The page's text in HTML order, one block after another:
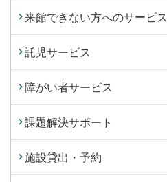
来館できない方へのサービス
託児サービス
障がい者サービス
課題解決サポート
施設貸出・予約